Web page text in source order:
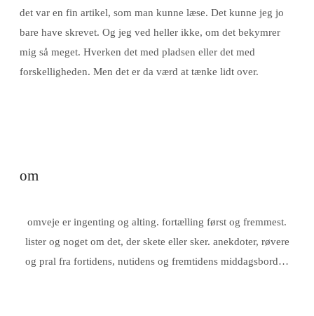
det var en fin artikel, som man kunne læse. Det kunne jeg jo
bare have skrevet. Og jeg ved heller ikke, om det bekymrer
mig så meget. Hverken det med pladsen eller det med
forskelligheden. Men det er da værd at tænke lidt over.
om
omveje er ingenting og alting. fortælling først og fremmest.
lister og noget om det, der skete eller sker. anekdoter, røvere
og pral fra fortidens, nutidens og fremtidens middagsbord…